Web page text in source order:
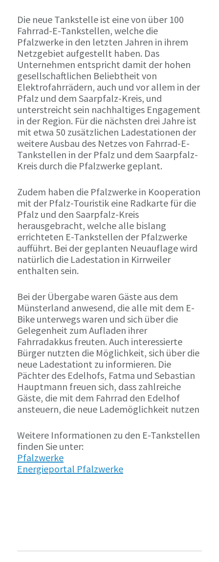
Die neue Tankstelle ist eine von über 100
Fahrrad-E-Tankstellen, welche die
Pfalzwerke in den letzten Jahren in ihrem
Netzgebiet aufgestellt haben. Das
Unternehmen entspricht damit der hohen
gesellschaftlichen Beliebtheit von
Elektrofahrrädern, auch und vor allem in der
Pfalz und dem Saarpfalz-Kreis, und
unterstreicht sein nachhaltiges Engagement
in der Region. Für die nächsten drei Jahre ist
mit etwa 50 zusätzlichen Ladestationen der
weitere Ausbau des Netzes von Fahrrad-E-
Tankstellen in der Pfalz und dem Saarpfalz-
Kreis durch die Pfalzwerke geplant.
Zudem haben die Pfalzwerke in Kooperation
mit der Pfalz-Touristik eine Radkarte für die
Pfalz und den Saarpfalz-Kreis
herausgebracht, welche alle bislang
errichteten E-Tankstellen der Pfalzwerke
aufführt. Bei der geplanten Neuauflage wird
natürlich die Ladestation in Kirrweiler
enthalten sein.
Bei der Übergabe waren Gäste aus dem
Münsterland anwesend, die alle mit dem E-
Bike unterwegs waren und sich über die
Gelegenheit zum Aufladen ihrer
Fahrradakkus freuten. Auch interessierte
Bürger nutzten die Möglichkeit, sich über die
neue Ladestationt zu informieren. Die
Pächter des Edelhofs, Fatma und Sebastian
Hauptmann freuen sich, dass zahlreiche
Gäste, die mit dem Fahrrad den Edelhof
ansteuern, die neue Lademöglichkeit nutzen
Weitere Informationen zu den E-Tankstellen
finden Sie unter:
Pfalzwerke
Energieportal Pfalzwerke